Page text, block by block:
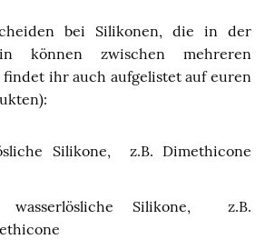
bei Silikonen, die in der
können zwischen mehreren
findet ihr auch aufgelistet auf euren
Silikone, z.B. Dimethicone
wasserlösliche Silikone, z.B.